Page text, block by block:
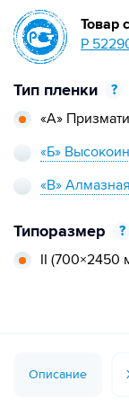
Тип пленки
?
«А»
«Б»
«В»
Типоразмер
?
II (700×2450
Товар
Р
Описание